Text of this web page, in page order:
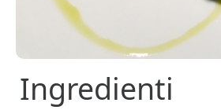
Ingredienti